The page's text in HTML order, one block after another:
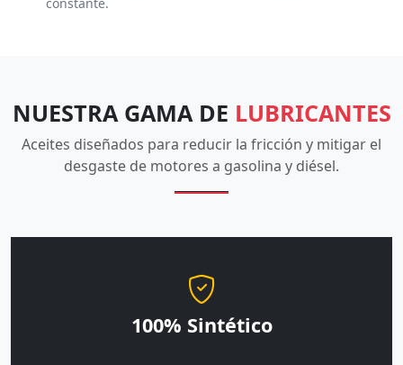
NUESTRA GAMA DE LUBRICANTES
Aceites diseñados para reducir la fricción y mitigar el
desgaste de motores a gasolina y diésel.
100% Sintético